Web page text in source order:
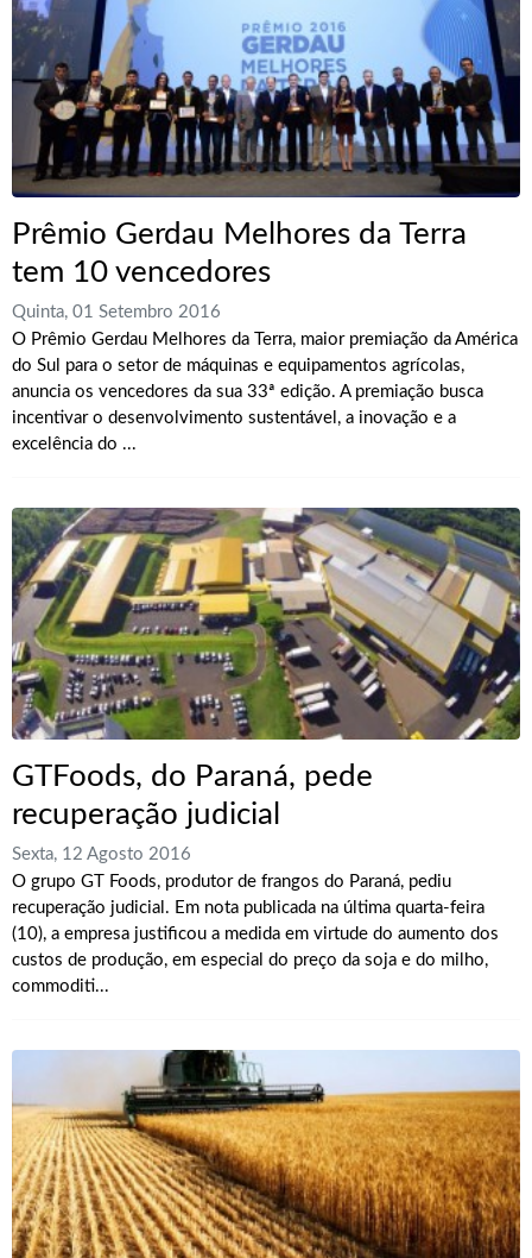
Prêmio Gerdau Melhores da Terra
tem 10 vencedores
Quinta, 01 Setembro 2016
O Prêmio Gerdau Melhores da Terra, maior premiação da América
do Sul para o setor de máquinas e equipamentos agrícolas,
anuncia os vencedores da sua 33ª edição. A premiação busca
incentivar o desenvolvimento sustentável, a inovação e a
excelência do ...
GTFoods, do Paraná, pede
recuperação judicial
Sexta, 12 Agosto 2016
O grupo GT Foods, produtor de frangos do Paraná, pediu
recuperação judicial. Em nota publicada na última quarta-feira
(10), a empresa justificou a medida em virtude do aumento dos
custos de produção, em especial do preço da soja e do milho,
commoditi...